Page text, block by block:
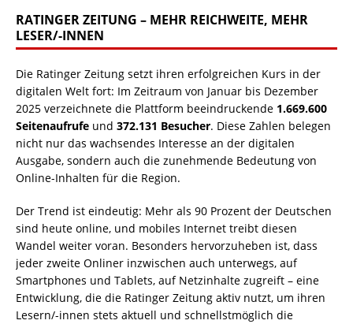
RATINGER ZEITUNG – MEHR REICHWEITE, MEHR
LESER/-INNEN
Die Ratinger Zeitung setzt ihren erfolgreichen Kurs in der
digitalen Welt fort: Im Zeitraum von Januar bis Dezember
2025 verzeichnete die Plattform beeindruckende 1.669.600
Seitenaufrufe und 372.131 Besucher. Diese Zahlen belegen
nicht nur das wachsendes Interesse an der digitalen
Ausgabe, sondern auch die zunehmende Bedeutung von
Online-Inhalten für die Region.
Der Trend ist eindeutig: Mehr als 90 Prozent der Deutschen
sind heute online, und mobiles Internet treibt diesen
Wandel weiter voran. Besonders hervorzuheben ist, dass
jeder zweite Onliner inzwischen auch unterwegs, auf
Smartphones und Tablets, auf Netzinhalte zugreift – eine
Entwicklung, die die Ratinger Zeitung aktiv nutzt, um ihren
Lesern/-innen stets aktuell und schnellstmöglich die